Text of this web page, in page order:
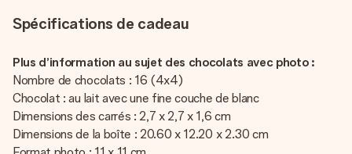
Spécifications de cadeau
Plus d’information au sujet des chocolats avec photo :
Nombre de chocolats : 16 (4x4)
Chocolat : au lait avec une fine couche de blanc
Dimensions des carrés : 2,7 x 2,7 x 1,6 cm
Dimensions de la boîte : 20.60 x 12.20 x 2.30 cm